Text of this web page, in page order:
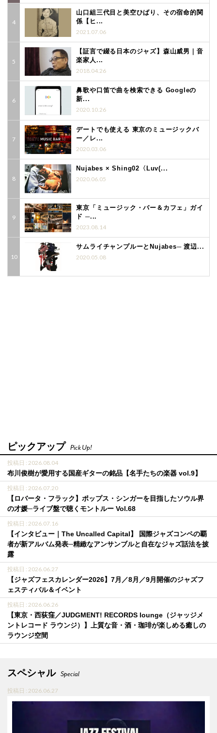
山口組三代目と美空ひばり、その宿命的関
係【ヒ...
2021.07.06
【証言で綴る日本のジャズ】森山威男｜音
楽家人...
2018.04.26
鼻歌や口笛で曲を検索できる Googleの
新...
2020.10.26
デートでも使える 東京のミュージックバ
ー／レ...
2020.03.06
Nujabes × Shing02〈Luv(...
2020.06.05
東京「ミュージック・バー＆カフェ」ガイ
ド ─...
2023.08.14
サムライチャンプルーとNujabes─ 渡辺...
2020.05.08
ピックアップ Pick Up!
投稿日 : 2026.08.04
布川俊樹が愛用する国産ギターの銘品【名手たちの楽器 vol.9】
投稿日 : 2026.07.20
【ロバータ・フラック】ポップス・シンガーを目指したソウル界
の才媛─ライブ盤で聴くモントルー Vol.68
投稿日 : 2026.07.16
【インタビュー｜The Uncalled Capital】 国際ジャズコンペの覇
者が新アルバム発表─精緻なアンサンブルと自在なジャズ話法を披
露
投稿日 : 2026.06.27
【ジャズフェスカレンダー2026】7月／8月／9月開催のジャズフ
ェスティバル＆イベント
投稿日 : 2026.06.26
【東京・西荻窪／JUDGMENT! RECORDS lounge（ジャッジメ
ントレコード ラウンジ）】上質な音・酒・珈琲が楽しめる癒しの
ラウンジ空間
スペシャル Special
投稿日 : 2026.06.27